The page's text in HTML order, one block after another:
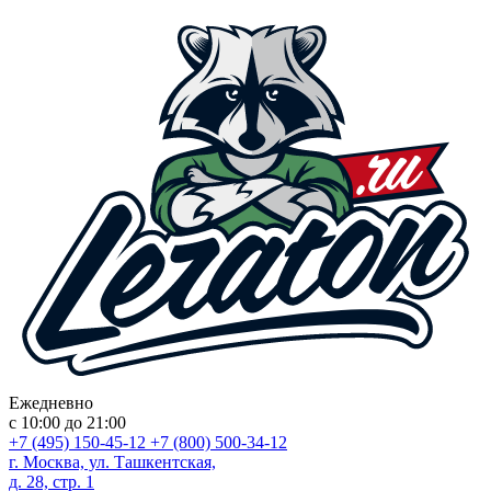
Ежедневно
с 10:00 до 21:00
+7 (495) 150-45-12 +7 (800) 500-34-12
г. Москва, ул. Ташкентская,
д. 28, стр. 1